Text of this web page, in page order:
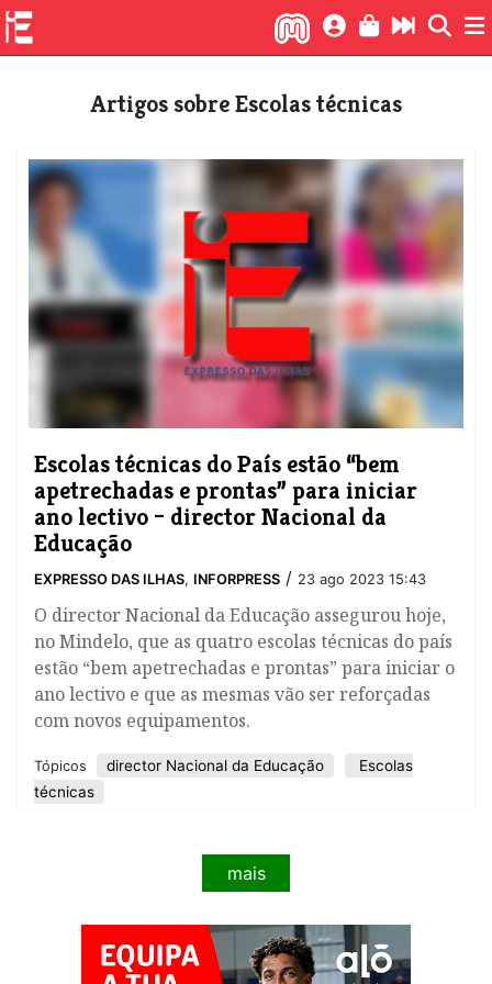
Artigos sobre Escolas técnicas
Escolas técnicas do País estão “bem
apetrechadas e prontas” para iniciar
ano lectivo – director Nacional da
Educação
EXPRESSO DAS ILHAS, INFORPRESS / 23 ago 2023 15:43
​O director Nacional da Educação assegurou hoje,
no Mindelo, que as quatro escolas técnicas do país
estão “bem apetrechadas e prontas” para iniciar o
ano lectivo e que as mesmas vão ser reforçadas
com novos equipamentos.
Tópicos director Nacional da Educação
Escolas
técnicas
mais